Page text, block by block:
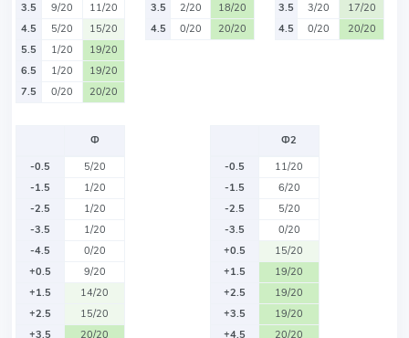
3.5
9/20
11/20
4.5
5/20
15/20
5.5
1/20
19/20
6.5
1/20
19/20
7.5
0/20 20/20
3.5
2/20
18/20
4.5
0/20 20/20
3.5
3/20
17/20
4.5
0/20 20/20
Ф
-0.5
5/20
-1.5
1/20
-2.5
1/20
-3.5
1/20
-4.5
0/20
+0.5
9/20
+1.5
14/20
+2.5
15/20
+3.5
20/20
Ф2
-0.5
11/20
-1.5
6/20
-2.5
5/20
-3.5
0/20
+0.5
15/20
+1.5
19/20
+2.5
19/20
+3.5
19/20
+4.5
20/20